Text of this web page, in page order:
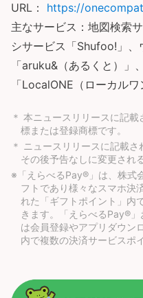
URL： https://
主なサービス：地図検索
シサービス「Shufoo!」、
「aruku&（あるくと）」
「LocalONE（ローカルワ
＊ 本ニュースリリースに記
標または登録商標です。
＊ ニュースリリースに記載さ
その後予告なしに変更され
※「えらべるPay®」は、株式
フトであり様々なスマホ決
れた「ギフトポイント」内
きます。「えらべるPay®
は会員登録やアプリダウン
内で複数の決済サービスポ